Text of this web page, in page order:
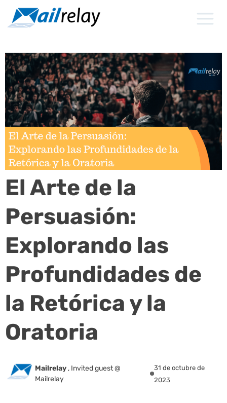
contenido
El Arte de la
Persuasión:
Explorando las
Profundidades de
la Retórica y la
Oratoria
Mailrelay , Invited guest @
Mailrelay
31 de octubre de
2023